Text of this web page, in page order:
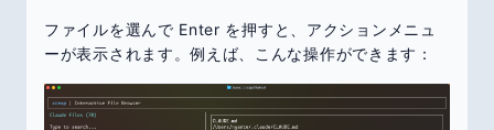
ファイルを選んで Enter を押すと、アクションメニュ
ーが表示されます。例えば、こんな操作ができます：